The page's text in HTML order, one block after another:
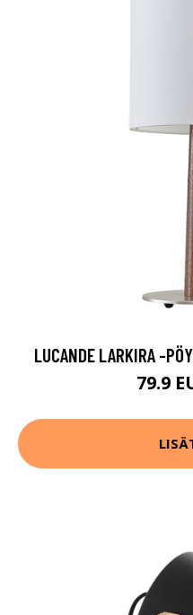
LUCANDE LARKIRA -
79.9